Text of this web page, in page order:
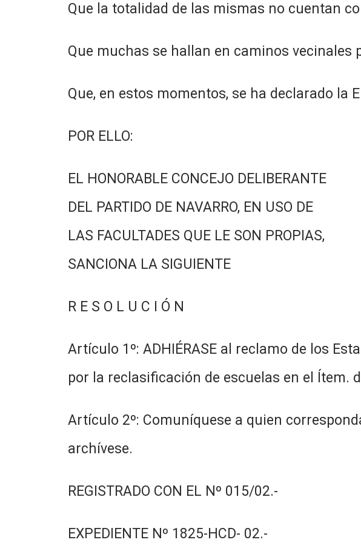
Que la totalidad de las mismas no cuentan
Que muchas se hallan en caminos
Que, en estos momentos, se ha declarado la
POR ELLO:
EL HONORABLE CONCEJO DELIBERANTE
DEL PARTIDO DE NAVARRO, EN USO DE
LAS FACULTADES QUE LE SON PROPIAS,
SANCIONA LA SIGUIENTE
R E S O L U C I Ó N
Artículo 1º: ADHIÉRASE al reclamo de los
por la reclasificación de escuelas en el Ítem.
Artículo 2º: Comuníquese a quien
archívese.
REGISTRADO CON EL Nº 015/02.-
EXPEDIENTE Nº 1825-HCD- 02.-